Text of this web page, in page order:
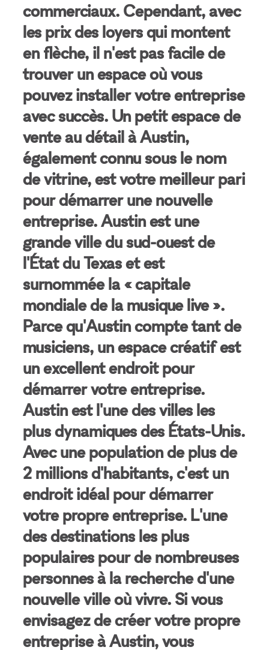
commerciaux. Cependant, avec
les prix des loyers qui montent
en flèche, il n'est pas facile de
trouver un espace où vous
pouvez installer votre entreprise
avec succès. Un petit espace de
vente au détail à Austin,
également connu sous le nom
de vitrine, est votre meilleur pari
pour démarrer une nouvelle
entreprise. Austin est une
grande ville du sud-ouest de
l'État du Texas et est
surnommée la « capitale
mondiale de la musique live ».
Parce qu'Austin compte tant de
musiciens, un espace créatif est
un excellent endroit pour
démarrer votre entreprise.
Austin est l'une des villes les
plus dynamiques des États-Unis.
Avec une population de plus de
2 millions d'habitants, c'est un
endroit idéal pour démarrer
votre propre entreprise. L'une
des destinations les plus
populaires pour de nombreuses
personnes à la recherche d'une
nouvelle ville où vivre. Si vous
envisagez de créer votre propre
entreprise à Austin, vous